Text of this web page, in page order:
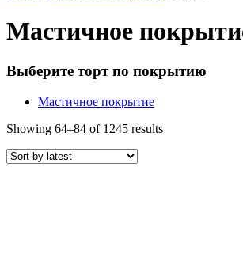
Мастичное
Выберите торт по покрытию
Мастичное покрытие
Showing 64–84 of 1245 results